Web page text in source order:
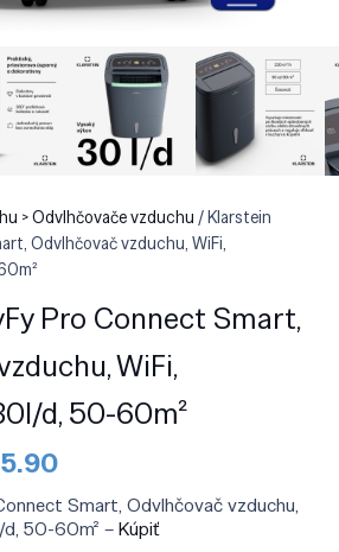
> Odvlhčovače vzduchu / Klarstein
Odvlhčovač vzduchu, WiFi,
Pro Connect Smart,
WiFi,
d, 50-60m²
Aktuálna
je:
€225.90.
Smart, Odvlhčovač vzduchu,
d, 50-60m² –Kúpiť